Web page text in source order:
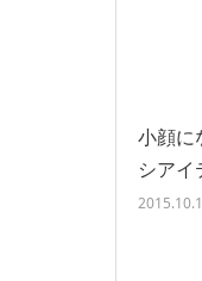
小顔に
シアイ